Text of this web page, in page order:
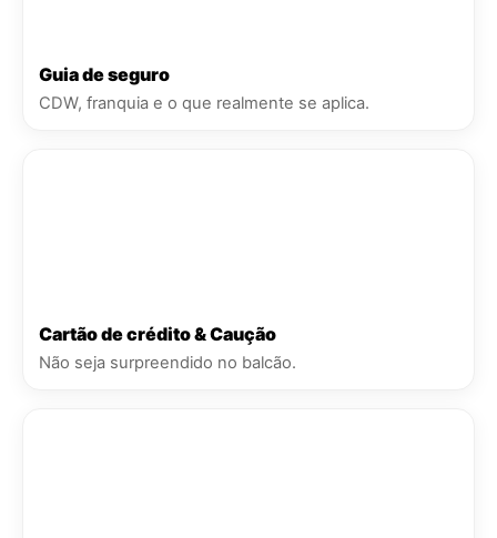
Guia de seguro
CDW, franquia e o que realmente se aplica.
Cartão de crédito & Caução
Não seja surpreendido no balcão.